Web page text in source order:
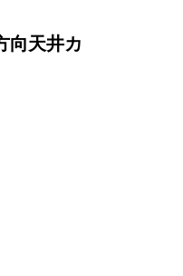
向天井カ